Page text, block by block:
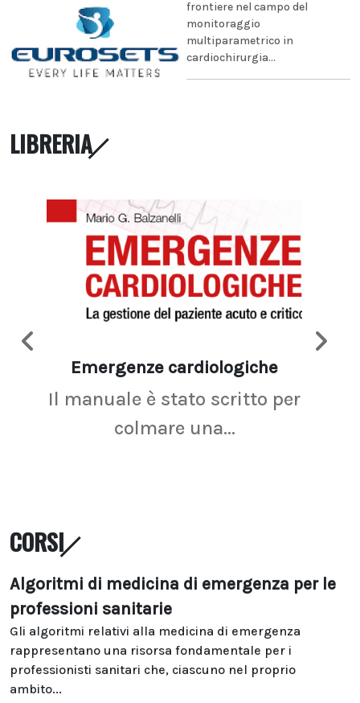
frontiere nel campo del
monitoraggio
multiparametrico in
cardiochirurgia...
LIBRERIA
Emergenze cardiologiche
Il manuale è stato scritto per
colmare una...
CORSI
Algoritmi di medicina di emergenza per le
professioni sanitarie
Gli algoritmi relativi alla medicina di emergenza
rappresentano una risorsa fondamentale per i
professionisti sanitari che, ciascuno nel proprio
ambito...